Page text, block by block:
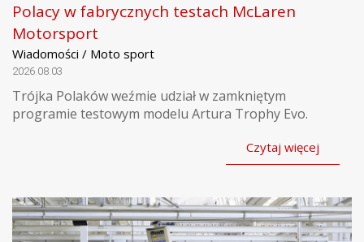
Polacy w fabrycznych testach McLaren
Motorsport
Wiadomości / Moto sport
2026.08.03
Trójka Polaków weźmie udział w zamkniętym
programie testowym modelu Artura Trophy Evo.
Czytaj więcej